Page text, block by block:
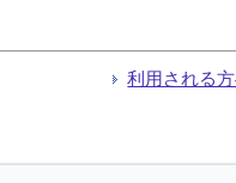
利用される